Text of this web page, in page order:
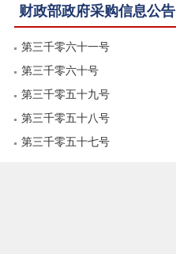
财政部政府采购信息公告
第三千零六十一号
第三千零六十号
第三千零五十九号
第三千零五十八号
第三千零五十七号